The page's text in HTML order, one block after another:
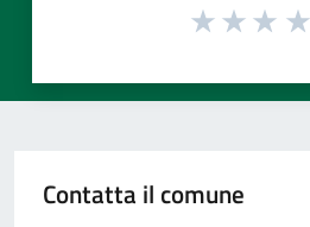
Contatta il comune